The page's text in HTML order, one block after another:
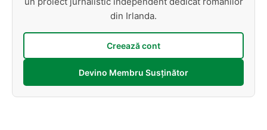
din Irlanda.
Creează cont
Devino Membru Susținător